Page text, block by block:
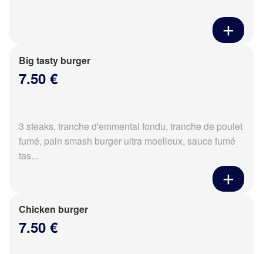
Big tasty burger
7.50 €
3 steaks, tranche d'emmental fondu, tranche de poulet
fumé, pain smash burger ultra moelleux, sauce fumé
tas...
Chicken burger
7.50 €